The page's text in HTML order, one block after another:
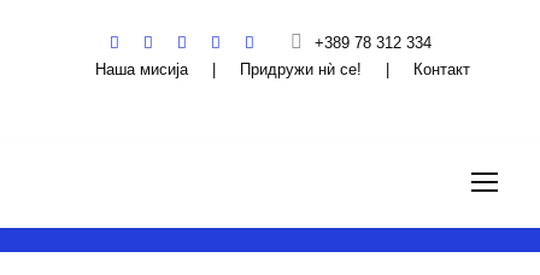
+389 78 312 334
Наша мисија
Придружи нѝ се! Контакт